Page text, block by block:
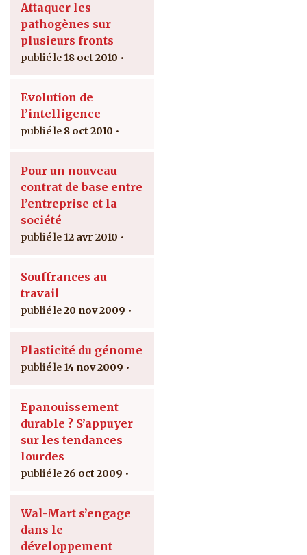
Attaquer les
pathogènes sur
plusieurs fronts
18 oct 2010
Evolution de
l’intelligence
8 oct 2010
Pour un nouveau
contrat de base entre
l’entreprise et la
société
12 avr 2010
Souffrances au
travail
20 nov 2009
Plasticité du génome
14 nov 2009
Epanouissement
durable ? S’appuyer
sur les tendances
lourdes
26 oct 2009
Wal-Mart s’engage
dans le
développement